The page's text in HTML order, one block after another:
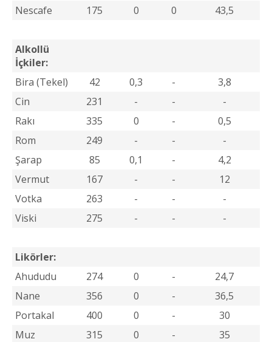
Nescafe 175 0 0 43,5
Alkollü
İçkiler:
Bira (Tekel)
42 0,3 -
3,8
Cin
231 - -
-
Rakı
335 0 -
0,5
Rom
249 - -
-
Şarap
85 0,1 -
4,2
Vermut
167 - -
12
Votka
263 - -
-
Viski
275 - - -
Likörler:
Ahududu
274 0 -
24,7
Nane
356 0 -
36,5
Portakal
400 0 -
30
Muz
315 0 - 35